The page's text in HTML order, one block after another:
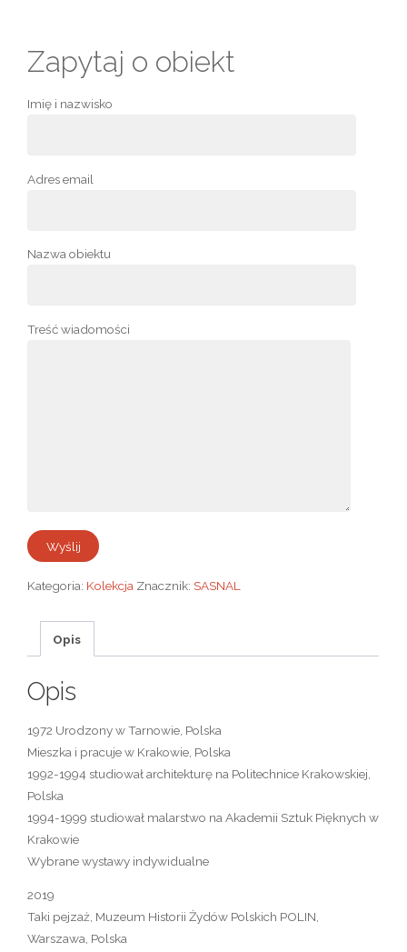
Zapytaj o obiekt
Imię i nazwisko
Adres email
Nazwa obiektu
Treść wiadomości
Kategoria: Kolekcja Znacznik: SASNAL
Opis
Opis
1972 Urodzony w Tarnowie, Polska
Mieszka i pracuje w Krakowie, Polska
1992-1994 studiował architekturę na Politechnice Krakowskiej,
Polska
1994-1999 studiował malarstwo na Akademii Sztuk Pięknych w
Krakowie
Wybrane wystawy indywidualne
2019
Taki pejzaż, Muzeum Historii Żydów Polskich POLIN,
Warszawa, Polska